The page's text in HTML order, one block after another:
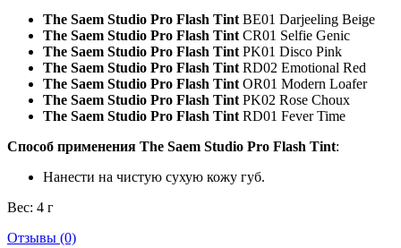
The Saem Studio Pro Flash Tint BE01 Darjeeling Beige
The Saem Studio Pro Flash Tint CR01 Selfie Genic
The Saem Studio Pro Flash Tint PK01 Disco Pink
The Saem Studio Pro Flash Tint RD02 Emotional Red
The Saem Studio Pro Flash Tint OR01 Modern Loafer
The Saem Studio Pro Flash Tint PK02 Rose Choux
The Saem Studio Pro Flash Tint RD01 Fever Time
Способ применения The Saem Studio Pro Flash Tint:
Нанести на чистую сухую кожу губ.
Вес: 4 г
Отзывы (0)